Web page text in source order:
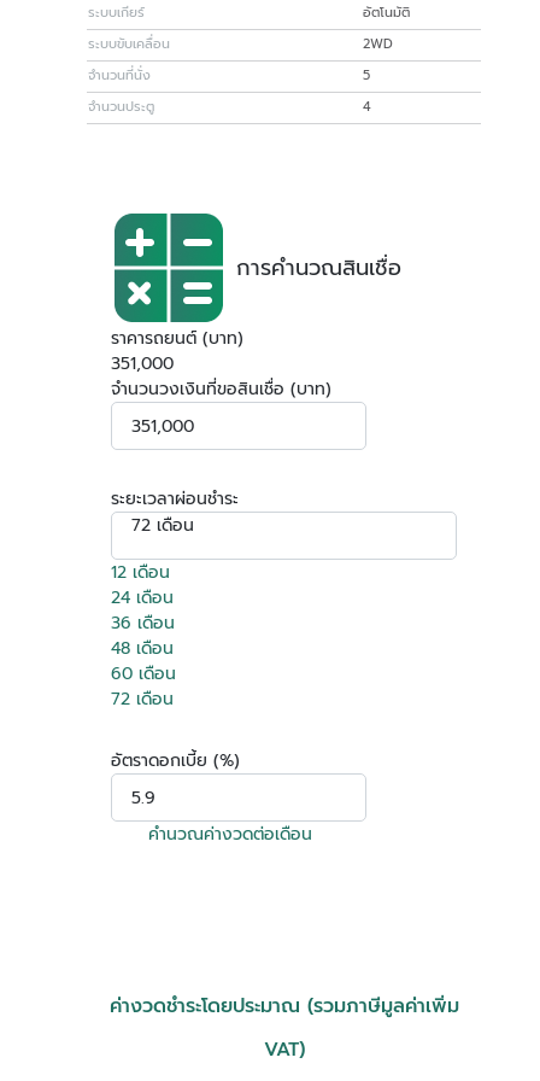
ระบบเกียร์
อัตโนมัติ
ระบบขับเคลื่อน
2WD
จำนวนที่นั่ง
5
จำนวนประตู
4
การคำนวณสินเชื่อ
ราคารถยนต์ (บาท)
351,000
จำนวนวงเงินที่ขอสินเชื่อ (บาท)
ระยะเวลาผ่อนชำระ
72 เดือน
12 เดือน
24 เดือน
36 เดือน
48 เดือน
60 เดือน
72 เดือน
อัตราดอกเบี้ย (%)
คำนวณค่างวดต่อเดือน
ค่างวดชำระโดยประมาณ (รวมภาษีมูลค่าเพิ่ม
VAT)